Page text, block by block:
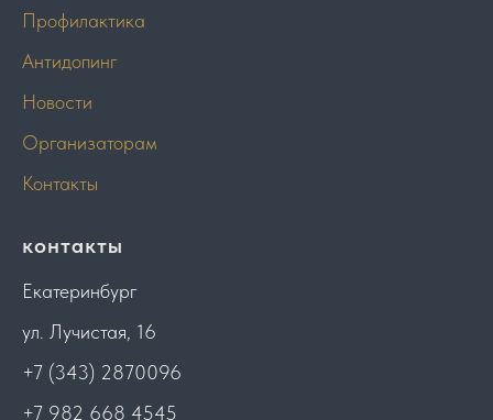
Профилактика
Антидопинг
Новости
Организаторам
Контакты
контакты
Екатеринбург
ул. Лучистая, 16
+7 (343) 2870096
+7 982 668 4545